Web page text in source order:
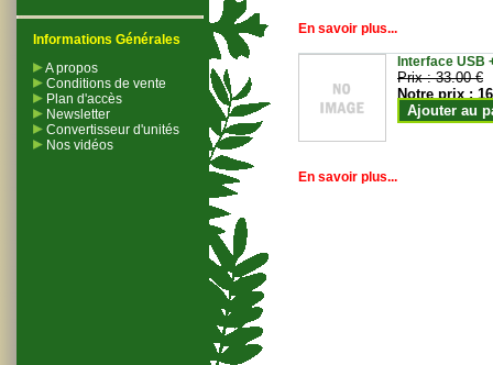
Informations Générales
A propos
Conditions de vente
Plan d'accès
Newsletter
Convertisseur d'unités
Nos vidéos
En savoir plus...
Interface USB
Prix :33.00 €
Notre prix :
Ajouter au
En savoir plus...